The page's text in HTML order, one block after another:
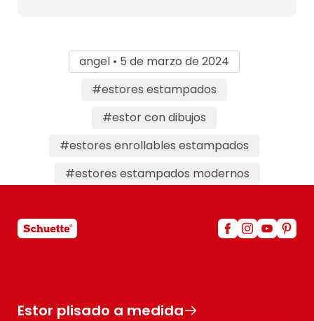
angel • 5 de marzo de 2024
#estores estampados
#estor con dibujos
#estores enrollables estampados
#estores estampados modernos
Estor plisado a medida